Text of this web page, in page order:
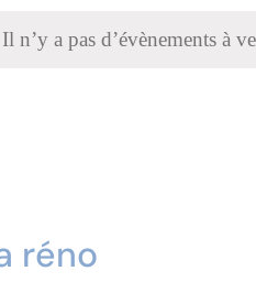
Il n’y a pas d’évènements à
réno